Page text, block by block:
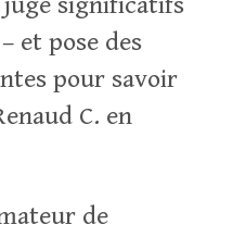
et pose des
pour savoir
C. en
de